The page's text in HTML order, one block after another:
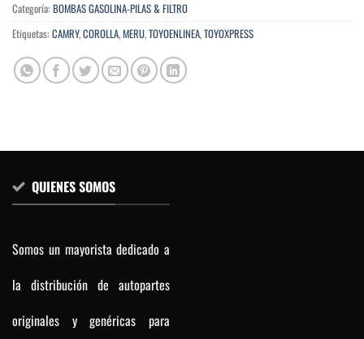
Categoría: BOMBAS GASOLINA-PILAS & FILTRO
Etiquetas: CAMRY,COROLLA,MERU,TOYOENLINEA,TOYOXPRESS
QUIENES SOMOS
Somos un mayorista dedicado a
la distribución de autopartes
originales y genéricas para